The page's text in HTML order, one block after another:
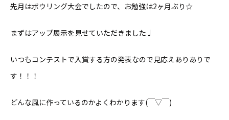
先月はボウリング大会でしたので、お勉強は2ヶ月ぶり☆
まずはアップ展示を見せていただきました♩
いつもコンテストで入賞する方の発表なので見応えありありで
す！！！
どんな風に作っているのかよくわかります(￣▽￣)